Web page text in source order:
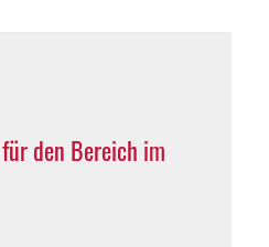
den Bereich im